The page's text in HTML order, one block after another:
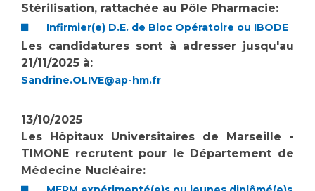
Stérilisation, rattachée au Pôle Pharmacie:
Infirmier(e) D.E. de Bloc Opératoire ou IBODE
Les candidatures sont à adresser jusqu'au
21/11/2025 à:
Sandrine.OLIVE@ap-hm.fr
13/10/2025
Les Hôpitaux Universitaires de Marseille -
TIMONE recrutent pour le Département de
Médecine Nucléaire: